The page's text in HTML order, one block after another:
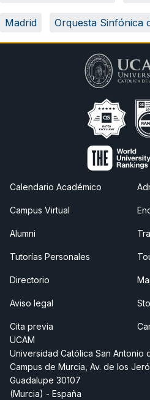
Madrid Orquesta Sinfónica
Calendario Académico
Campus Virtual
Alumni
Tutorías Personales
Directorio
Aviso legal
Cita previa
UCAM
Universidad Católica San Antonio
Campus de Murcia, Av. de los
Guadalupe 30107
(Murcia) - España